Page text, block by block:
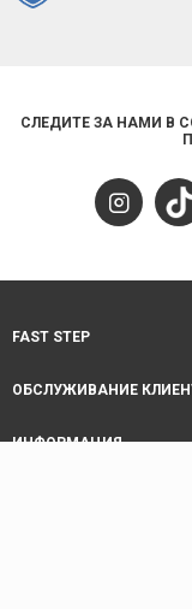
СЛЕДИТЕ ЗА НАМИ В
FAST STEP
ОБСЛУЖИВАНИЕ
ИНФОРМАЦИЯ